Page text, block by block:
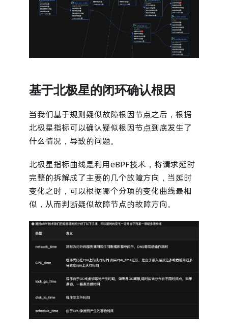
基于北极星的闭环确认根因
当我们基于规则疑似故障根因节点之后，根据
北极星指标可以确认疑似根因节点到底发生了
什么情况，导致的问题。
北极星指标曲线是利用eBPF技术，将请求延时
完整的拆解成了主要的几个故障方向，当延时
变化之时，可以根据哪个分项的变化曲线最相
似，从而判断疑似故障节点的故障方向。